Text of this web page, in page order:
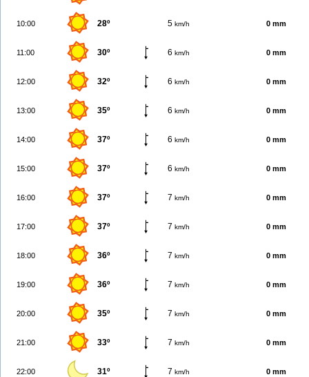
10:00 28º 5 km/h 0 mm
11:00 30º 6 km/h 0 mm
12:00 32º 6 km/h 0 mm
13:00 35º 6 km/h 0 mm
14:00 37º 6 km/h 0 mm
15:00 37º 6 km/h 0 mm
16:00 37º 7 km/h 0 mm
17:00 37º 7 km/h 0 mm
18:00 36º 7 km/h 0 mm
19:00 36º 7 km/h 0 mm
20:00 35º 7 km/h 0 mm
21:00 33º 7 km/h 0 mm
22:00 31º 7 km/h 0 mm